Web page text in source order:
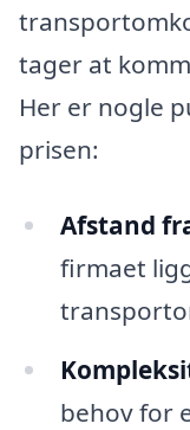
tager at
Her er nogle
prisen:
Afstand
firmaet
behov for